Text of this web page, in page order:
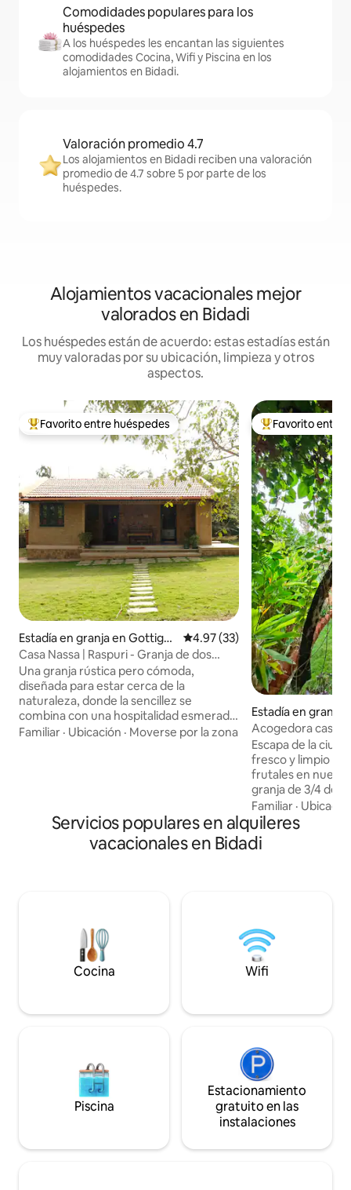
Comodidades populares para los
huéspedes
A los huéspedes les encantan las siguientes
comodidades Cocina, Wifi y Piscina en los
alojamientos en Bidadi.
Valoración promedio 4.7
Los alojamientos en Bidadi reciben una valoración
promedio de 4.7 sobre 5 por parte de los
huéspedes.
Alojamientos vacacionales mejor
valorados en Bidadi
Los huéspedes están de acuerdo: estas estadías están
muy valoradas por su ubicación, limpieza y otros
aspectos.
Favorito entre huéspedes preferido
Favorito entre huéspedes
Estadía en granja en Gottige
Halli
Calificación promedio: 4.97 de
4.97 (33)
Casa Nassa | Raspuri - Granja de dos
acres en BLR
Una granja rústica pero cómoda,
diseñada para estar cerca de la
naturaleza, donde la sencillez se
combina con una hospitalidad esmerada.
Rodeada de vegetación, nuestra granja
encanto. El desayuno está incluido. El
almuerzo y la cena se pueden organizar
a pedido, con previo aviso y por un cargo
Familiar · Ubicación · Moverse por la zona
Favorito entre
Favorito entre
Estadía en granja
angalam
Acogedora casa
mascotas - A 43
Escapa de la
fresco y limpio
frutales en
granja de 3/4 de
43 km de ECity,
con el canto de
acogedor y
mascotas. Perfecto para parejas que
priorizan la
espacio tranquilo
en busca de
Familiar ·
Servicios populares en alquileres
vacacionales en Bidadi
Cocina Wifi
Piscina
Estacionamiento
gratuito en las
instalaciones